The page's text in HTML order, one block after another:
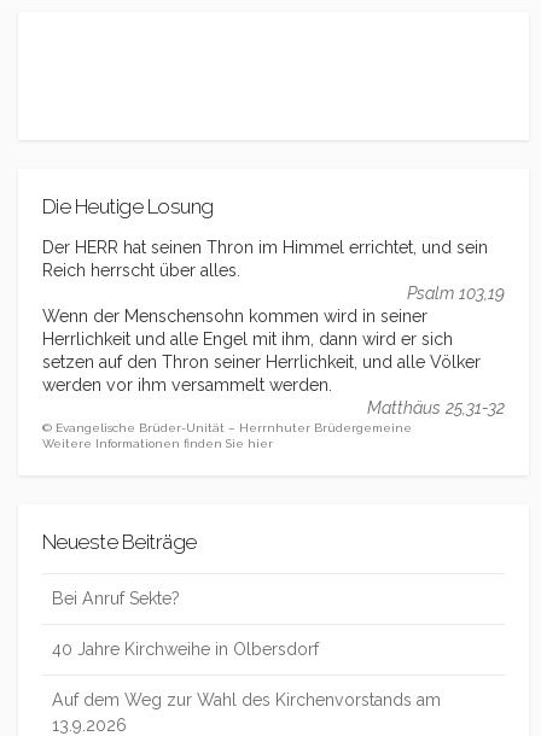
Die Heutige Losung
Der HERR hat seinen Thron im Himmel errichtet, und sein
Reich herrscht über alles.
Psalm 103,19
Wenn der Menschensohn kommen wird in seiner
Herrlichkeit und alle Engel mit ihm, dann wird er sich
setzen auf den Thron seiner Herrlichkeit, und alle Völker
werden vor ihm versammelt werden.
Matthäus 25,31-32
© Evangelische Brüder-Unität – Herrnhuter Brüdergemeine
Weitere Informationen finden Sie hier
Neueste Beiträge
Bei Anruf Sekte?
40 Jahre Kirchweihe in Olbersdorf
Auf dem Weg zur Wahl des Kirchenvorstands am
13.9.2026